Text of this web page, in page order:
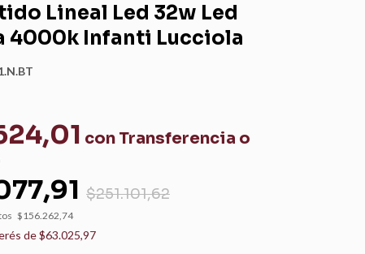
Lineal Led 32w Led
4000k Infanti Lucciola
con Transferencia o
$251.101,62
$156.262,74
de$63.025,97